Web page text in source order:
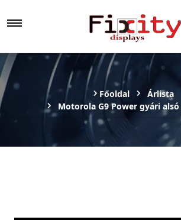
Főoldal
Árlista
Motorola G9 Power gyári